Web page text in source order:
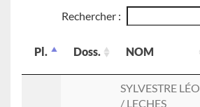
Rechercher :
Pl. Doss. NOM
NOM
SYLVESTRE LÉO
/ LECHES